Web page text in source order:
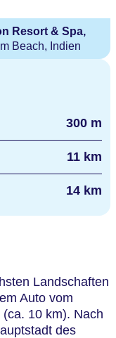
Resort & Spa,
Beach, Indien
300 m
11 km
14 km
Landschaften
Auto vom
10 km). Nach
des